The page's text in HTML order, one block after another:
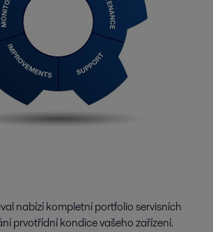
nabízí kompletní portfolio servisních
prvotřídní kondice vašeho zařízení.